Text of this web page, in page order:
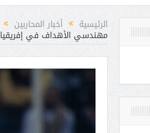
الرئيسية أخبار المحاربين
مهندسي الأهداف في إفريقيا